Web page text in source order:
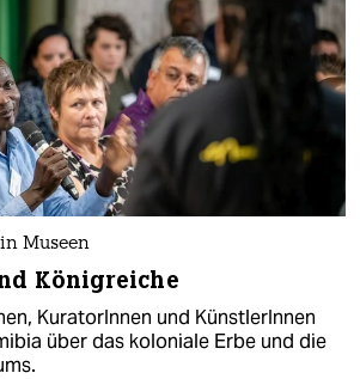
Museen
Königreiche
KuratorInnen und KünstlerInnen
über das koloniale Erbe und die